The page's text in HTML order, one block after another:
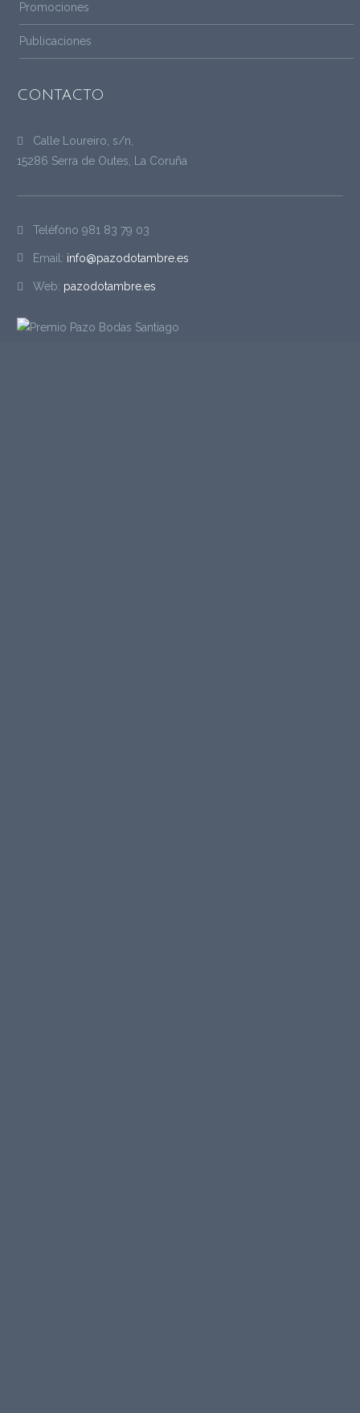
Promociones
Publicaciones
CONTACTO
Calle Loureiro, s/n,
15286 Serra de Outes, La Coruña
Teléfono 981 83 79 03
Email: info@pazodotambre.es
Web: pazodotambre.es